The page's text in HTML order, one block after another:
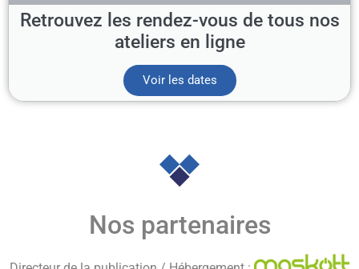
Retrouvez les rendez-vous de tous nos
ateliers en ligne
Voir les dates
Nos partenaires